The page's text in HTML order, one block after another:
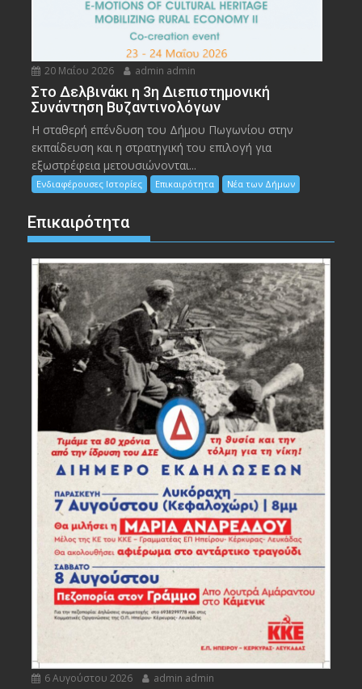
20 Μαΐου 2026 admin admin
Στο Δελβινάκι η 3η Διεπιστημονική
Συνάντηση Βυζαντινολόγων
Η σταθερή επένδυση του Δήμου Πωγωνίου στην
εκπαίδευση και η στρατηγική του επιλογή για
εξωστρέφεια μετουσιώνονται...
Ενδιαφέρουσες Ιστορίες Επικαιρότητα Νέα των Δήμων
Επικαιρότητα
6 Αυγούστου 2026 admin admin